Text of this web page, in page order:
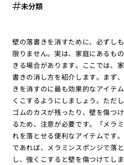
未分類
壁の落書きを消すために、必ずし
限りません。実は、家庭にあるも
きる場合があります。ここでは、
書きの消し方を紹介します。まず
きを消すのに最も効果的なアイテ
くこするようにしましょう。ただ
ゴムのカスが残ったり、壁を傷つ
るため、注意が必要です。「メラ
れを落とせる便利なアイテムです
であれば、メラミンスポンジで落
し、強くこすると壁を傷つけてし